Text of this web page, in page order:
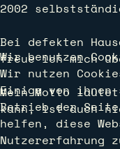
2002
Bei defekten
freue ich mich
Mein Motto
kann, ist auch
Wir benutzen
Wir nutzen
Einige von
Betrieb der
helfen, diese
Nutzererfahrung